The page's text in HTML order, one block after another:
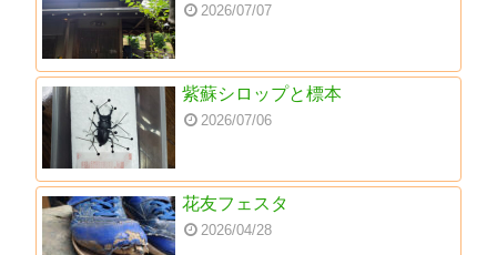
2026/07/07
紫蘇シロップと標本
2026/07/06
花友フェスタ
2026/04/28